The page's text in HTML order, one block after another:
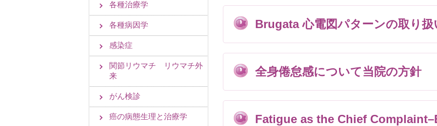
Brugata 心電図パターンの取り
全身倦怠感について当院の方針
Fatigue as the Chief
各種治療学
各種病因学
感染症
関節リウマチ リウマチ外
来
がん検診
癌の病態生理と治療学